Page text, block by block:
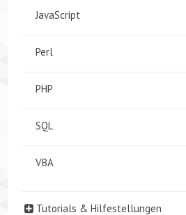
JavaScript
Perl
PHP
SQL
VBA
Tutorials & Hilfestellungen